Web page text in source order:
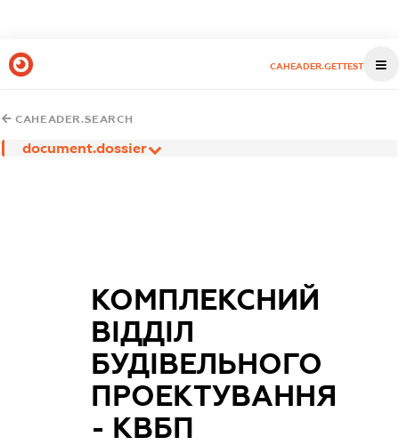
CAHEADER.GETTEST
CAHEADER.SEARCH
document.dossier
КОМПЛЕКСНИЙ
ВІДДІЛ
БУДІВЕЛЬНОГО
ПРОЕКТУВАННЯ
- КВБП